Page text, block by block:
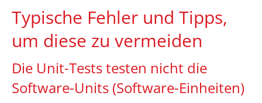
Typische Fehler und Tipps,
um diese zu vermeiden
Die Unit-Tests testen nicht die
Software-Units (Software-Einheiten)